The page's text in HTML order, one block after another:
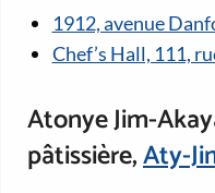
1912, avenue
Chef’s Hall, 111,
Atonye Jim-
pâtissière,Aty-